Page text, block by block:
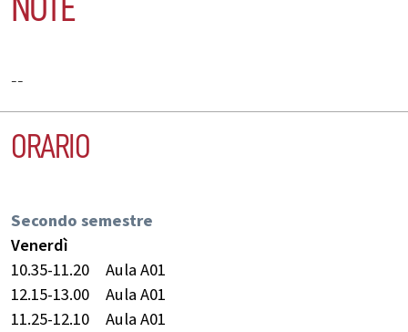
--
ORARIO
Secondo semestre
Venerdì
10.35-11.20
Aula A01
12.15-13.00
Aula A01
11.25-12.10
Aula A01